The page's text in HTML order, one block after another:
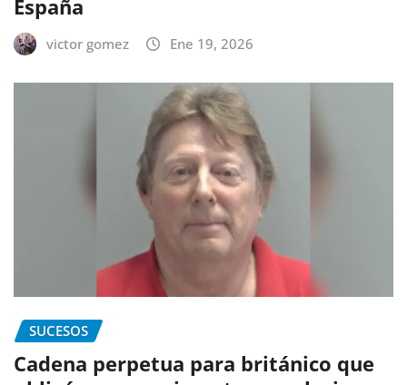
España
victor gomez Ene 19, 2026
SUCESOS
Cadena perpetua para británico que